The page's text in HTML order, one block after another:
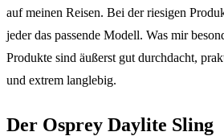
auf meinen Reisen. Bei der riesigen
jeder das passende Modell. Was mir
Produkte sind äußerst gut durchdacht,
und extrem langlebig.
Der Osprey Daylite Sling